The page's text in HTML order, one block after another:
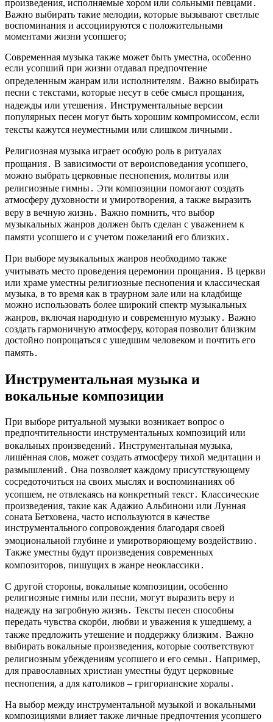
произведения, исполняемые хором или сольными певцами․
Важно выбирать такие мелодии, которые вызывают светлые
воспоминания и ассоциируются с положительными
моментами жизни усопшего;
Современная музыка также может быть уместна, особенно
если усопший при жизни отдавал предпочтение
определенным жанрам или исполнителям․ Важно выбирать
песни с текстами, которые несут в себе смысл прощания,
надежды или утешения․ Инструментальные версии
популярных песен могут быть хорошим компромиссом, если
тексты кажутся неуместными или слишком личными․
Религиозная музыка играет особую роль в ритуалах
прощания․ В зависимости от вероисповедания усопшего,
можно выбрать церковные песнопения, молитвы или
религиозные гимны․ Эти композиции помогают создать
атмосферу духовности и умиротворения, а также выразить
веру в вечную жизнь․ Важно помнить, что выбор
музыкальных жанров должен быть сделан с уважением к
памяти усопшего и с учетом пожеланий его близких․
При выборе музыкальных жанров необходимо также
учитывать место проведения церемонии прощания․ В церкви
или храме уместны религиозные песнопения и классическая
музыка, в то время как в траурном зале или на кладбище
можно использовать более широкий спектр музыкальных
жанров, включая народную и современную музыку․ Важно
создать гармоничную атмосферу, которая позволит близким
достойно попрощаться с ушедшим человеком и почтить его
память․
Инструментальная музыка и
вокальные композиции
При выборе ритуальной музыки возникает вопрос о
предпочтительности инструментальных композиций или
вокальных произведений․ Инструментальная музыка,
лишённая слов, может создать атмосферу тихой медитации и
размышлений․ Она позволяет каждому присутствующему
сосредоточиться на своих мыслях и воспоминаниях об
усопшем, не отвлекаясь на конкретный текст․ Классические
произведения, такие как Адажио Альбинони или Лунная
соната Бетховена, часто используются в качестве
инструментального сопровождения благодаря своей
эмоциональной глубине и умиротворяющему воздействию․
Также уместны будут произведения современных
композиторов, пишущих в жанре неоклассики․
С другой стороны, вокальные композиции, особенно
религиозные гимны или песни, могут выразить веру и
надежду на загробную жизнь․ Тексты песен способны
передать чувства скорби, любви и уважения к ушедшему, а
также предложить утешение и поддержку близким․ Важно
выбирать вокальные произведения, которые соответствуют
религиозным убеждениям усопшего и его семьи․ Например,
для православных христиан уместны будут церковные
песнопения, а для католиков – григорианские хоралы․
На выбор между инструментальной музыкой и вокальными
композициями влияет также личные предпочтения усопшего